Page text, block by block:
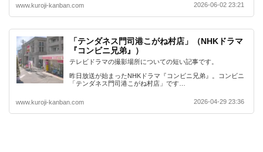
www.kuroji-kanban.com 2026-06-02 23:21
「テンダネス門司港こがね村店」（NHKドラマ
『コンビニ兄弟』）
テレビドラマの撮影場所についての短い記事です。
昨日放送が始まったNHKドラマ『コンビニ兄弟』。コンビニ
「テンダネス門司港こがね村店」です…
www.kuroji-kanban.com 2026-04-29 23:36